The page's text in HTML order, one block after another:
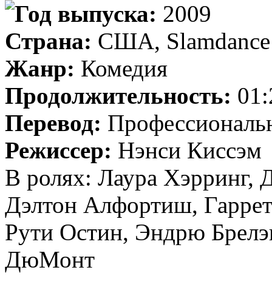
Год выпуска: 2009
Страна: США, Slamdance
Жанр: Комедия
Продолжительность:
Перевод:
Режиссер: Нэнси Киссэм
В ролях: Лаура
Дэлтон Алфортиш,
Рути Остин, Эндрю
ДюМонт